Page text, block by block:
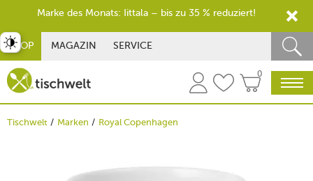
SHOP MAGAZIN SERVICE
0
Tischwelt Marken Royal Copenhagen
umschalten
Marke des Monats: Iittala – bis zu 35 % reduziert!